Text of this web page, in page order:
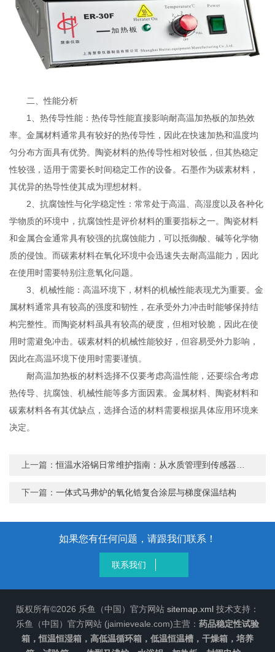
二、性能分析
1、热传导性能：热传导性能直接影响耐高温加热板的加热效
率。金属材料通常具有较好的热传导性，因此在快速加热和温度均
匀分布方面具有优势。陶瓷材料的热传导性相对较低，但其热稳定
性较强，适用于需要长时间稳定工作的设备。石墨作为碳素材料，
其优异的热导性使其成为理想材料。
2、抗腐蚀性与化学稳定性：常常处于高温、高湿度以及各种化
学物质的环境中，抗腐蚀性是评价材料的重要指标之一。陶瓷材料
和金属合金通常具有较强的抗腐蚀能力，可以抵御酸、碱等化学物
质的侵蚀。而碳素材料在氧化环境中会迅速失去耐高温能力，因此
在使用时需要特别注意氧化问题。
3、机械性能：高温环境下，材料的机械性能表现尤为重要。金
属材料通常具有较高的强度和韧性，在承受外力冲击时能够保持结
构完整性。而陶瓷材料虽具有较高的硬度，但相对较脆，因此在使
用时需避免冲击。碳素材料的机械性能较好，但容易受外力影响，
因此在高温环境下使用时需要谨慎。
耐高温加热板的材料选择不仅要考虑高温性能，还要综合考虑
热传导、抗腐蚀、机械性能等多方面因素。金属材料、陶瓷材料和
碳素材料各有其优缺点，选择合适的材料需要根据具体应用环境来
决定。
上一篇：恒温水浴锅日常维护指南：从水质管理到传感器校准的全面攻略
下一篇：一体式马弗炉的氧化锆复合涂层与梯度保温结构
如果您有任何问题，请跟我们联系！
联系我们
版权所有©2026 乐鱼（中国）官方网站 sitemap.xml 技术支持：
乐鱼（中国）官方网站 (jaimieveale.com)主营： 药品稳定性试验
箱，恒温恒湿箱，高低温循环箱，低温恒温槽，干燥箱，培养